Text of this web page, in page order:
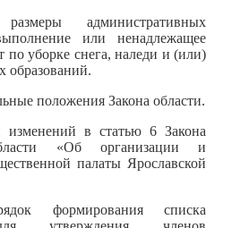
размеры административных
или ненадлежащее
по уборке снега, наледи и (или)
образований.
положения Закона области.
в статью 6 Закона
«Об организации и
палаты Ярославской
формирования списка